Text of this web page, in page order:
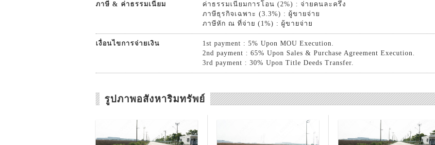
ภาษี & ค่าธรรมเนียม
ค่าธรรมเนียมการโอน (2%) : จ่ายคนละครึ่ง
ภาษีธุรกิจเฉพาะ (3.3%) : ผู้ขายจ่าย
ภาษีหัก ณ ที่จ่าย (1%) : ผู้ขายจ่าย
เงื่อนไขการจ่ายเงิน
1st payment : 5% Upon MOU Execution.
2nd payment : 65% Upon Sales & Purchase Agreement Execution.
3rd payment : 30% Upon Title Deeds Transfer.
รูปภาพอสังหาริมทรัพย์